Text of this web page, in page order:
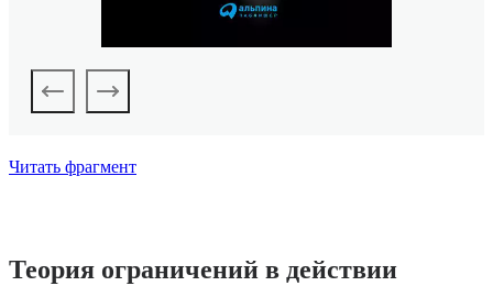
Читать фрагмент
Теория ограничений в действии